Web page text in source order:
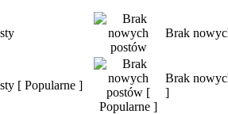
Brak
[ Popularne ]
Brak
]